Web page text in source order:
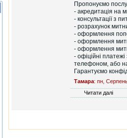
Пропонуємо
- акредитація на
- консультації з
- розрахунок
- оформлення
- оформлення
- оформлення
- офіційні
телефоном, або
Гарантуємо
Тамара: пн,
Читати даліпро